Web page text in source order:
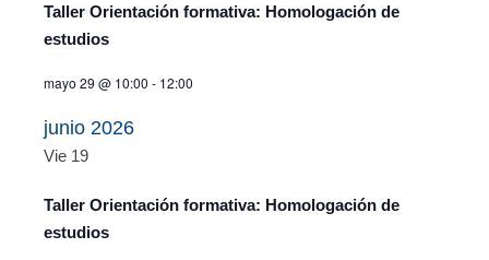
Taller Orientación formativa: Homologación de
estudios
mayo 29 @ 10:00 - 12:00
junio 2026
Vie 19
Taller Orientación formativa: Homologación de
estudios